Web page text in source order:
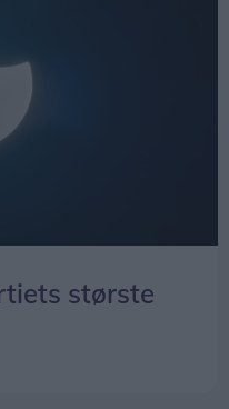
over, hvornår
steder i
største